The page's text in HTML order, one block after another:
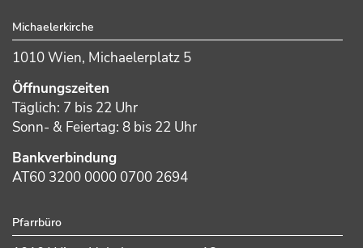
Michaelerkirche
1010 Wien, Michaelerplatz 5
Öffnungszeiten
Täglich: 7 bis 22 Uhr
Sonn- & Feiertag: 8 bis 22 Uhr
Bankverbindung
AT60 3200 0000 0700 2694
Pfarrbüro